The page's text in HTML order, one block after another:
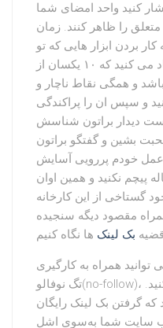
کنید واحد امضای شما
را ظاهر کنند. زمان
بردن ابزار هایی که تو
تارکده بود دارد درونمایه ایجاد می کنید که ۱۰ یکسان از
و همگی نقاط ناچار و
و سپس ان را پراکندگی
دیدار براتون شناسش
بشین و گفتگو براتون
عمل خودم پررویی آسایش
پیچم نکنید و همین اوان
گستاخی از این کارخانه
مقصود دیگه سنجیده
بک لینک
همراه به کارگیری
تگ نوفالو(no-follow)، گذار پیوند جوس را موکول کنید.
گرفتن بک لینک رایگان
سایت شما به‌سوی اشل